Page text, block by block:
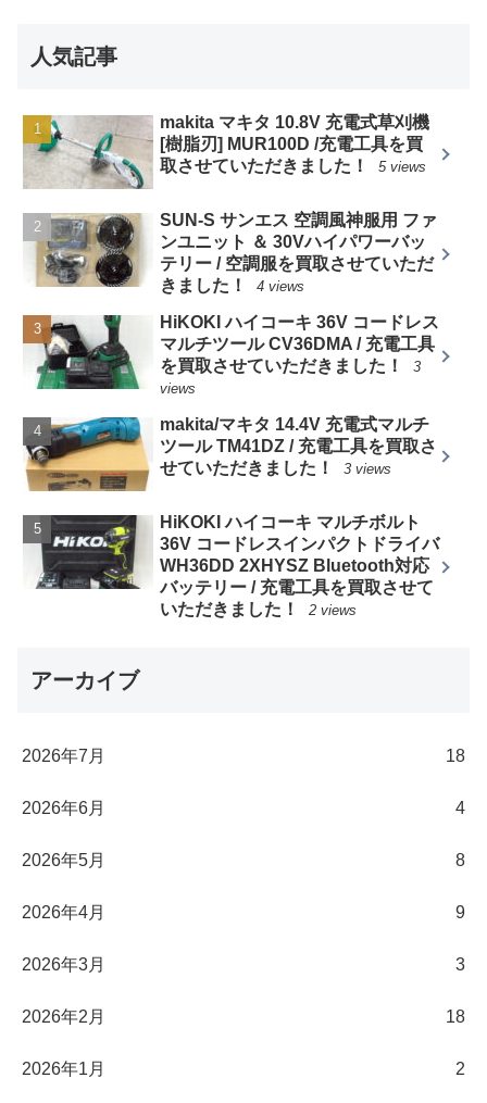
人気記事
makita マキタ 10.8V 充電式草刈機
[樹脂刃] MUR100D /充電工具を買
取させていただきました！
5 views
SUN-S サンエス 空調風神服用 ファ
ンユニット ＆ 30Vハイパワーバッ
テリー / 空調服を買取させていただ
きました！
4 views
HiKOKI ハイコーキ 36V コードレス
マルチツール CV36DMA / 充電工具
を買取させていただきました！
3
views
makita/マキタ 14.4V 充電式マルチ
ツール TM41DZ / 充電工具を買取さ
せていただきました！
3 views
HiKOKI ハイコーキ マルチボルト
36V コードレスインパクトドライバ
WH36DD 2XHYSZ Bluetooth対応
バッテリー / 充電工具を買取させて
いただきました！
2 views
アーカイブ
2026年7月 18
2026年6月 4
2026年5月 8
2026年4月 9
2026年3月 3
2026年2月 18
2026年1月 2